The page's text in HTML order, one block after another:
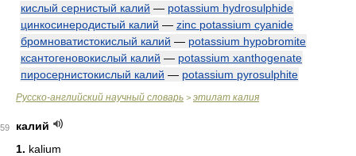
кислый сернистый калий — potassium hydrosulphide
цинкосинеродистый калий — zinc potassium cyanide
бромноватистокислый калий — potassium hypobromite
ксантогеновокислый калий — potassium xanthogenate
пиросернистокислый калий — potassium pyrosulphite
Русско-английский научный словарь > этилат калия
59
калий
1. kalium